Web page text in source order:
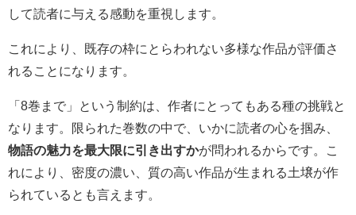
して読者に与える感動を重視します。
これにより、既存の枠にとらわれない多様な作品が評価さ
れることになります。
「8巻まで」という制約は、作者にとってもある種の挑戦と
なります。限られた巻数の中で、いかに読者の心を掴み、
物語の魅力を最大限に引き出すかが問われるからです。こ
れにより、密度の濃い、質の高い作品が生まれる土壌が作
られているとも言えます。